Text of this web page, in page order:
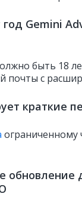
год Gemini
быть 18
почты с
краткие
ограниченному
обновление